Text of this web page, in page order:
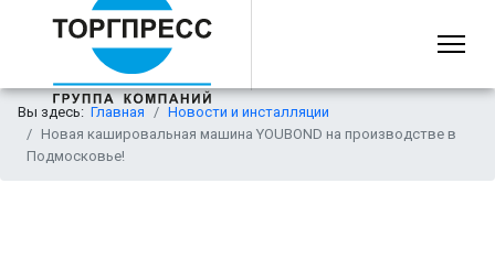
Вы здесь: Главная
Новости и инсталляции
Новая кашировальная машина YOUBOND на производстве в
Подмосковье!